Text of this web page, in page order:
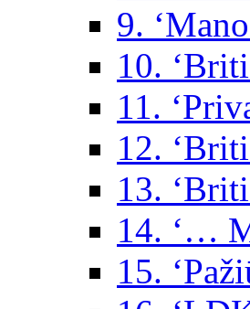
9.
10.
11.
12.
13.
14. ‘…
15.